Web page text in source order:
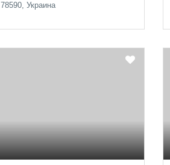
78590, Украина